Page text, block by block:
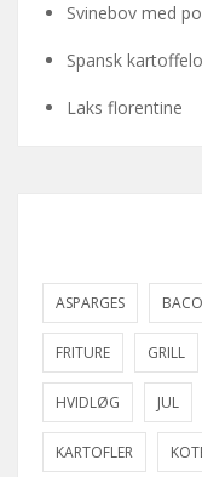
Svinebov med
Spansk
Laks florentine
ASPARGES
FRITURE GRILL
HVIDLØG JUL
KARTOFLER